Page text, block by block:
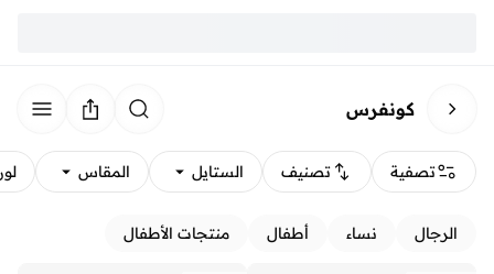
كونفرس
تصفية تصنيف الستايل المقاس
الرجال نساء أطفال منتجات الأطفال